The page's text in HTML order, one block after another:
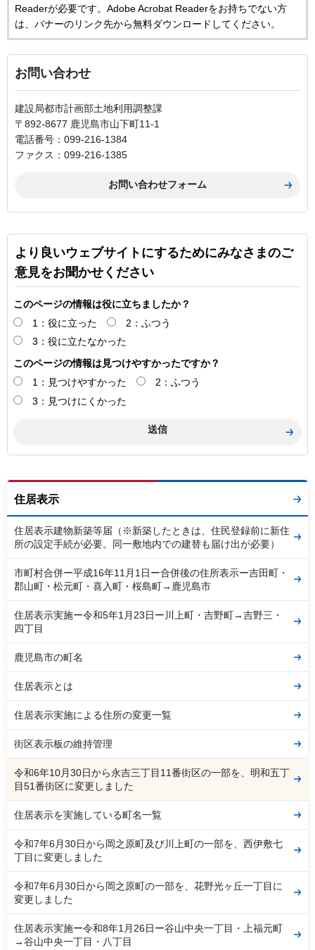
Readerが必要です。Adobe Acrobat Readerをお持ちでない方
は、バナーのリンク先から無料ダウンロードしてください。
お問い合わせ
建設局都市計画部土地利用調整課
〒892-8677 鹿児島市山下町11-1
電話番号：099-216-1384
ファクス：099-216-1385
より良いウェブサイトにするためにみなさまのご
意見をお聞かせください
このページの情報は役に立ちましたか？
1：役に立った
2：ふつう
3：役に立たなかった
このページの情報は見つけやすかったですか？
1：見つけやすかった
2：ふつう
3：見つけにくかった
住居表示
住居表示建物新築等届（※新築したときは、住民登録前に新住
所の設定手続が必要。同一敷地内での建替も届け出が必要）
市町村合併ー平成16年11月1日ー合併後の住所表示ー吉田町・
郡山町・松元町・喜入町・桜島町→鹿児島市
住居表示実施ー令和5年1月23日ー川上町・吉野町→吉野三・
四丁目
鹿児島市の町名
住居表示とは
住居表示実施による住所の変更一覧
街区表示板の維持管理
令和6年10月30日から永吉三丁目11番街区の一部を、明和五丁
目51番街区に変更しました
住居表示を実施している町名一覧
令和7年6月30日から岡之原町及び川上町の一部を、西伊敷七
丁目に変更しました
令和7年6月30日から岡之原町の一部を、花野光ヶ丘一丁目に
変更しました
住居表示実施ー令和8年1月26日ー谷山中央一丁目・上福元町
→谷山中央一丁目・八丁目